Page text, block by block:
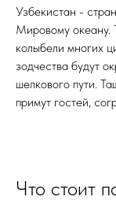
Узбекистан -
Мировому океану.
колыбели многих
зодчества будут
шелкового пути.
примут гостей,
Что стоит